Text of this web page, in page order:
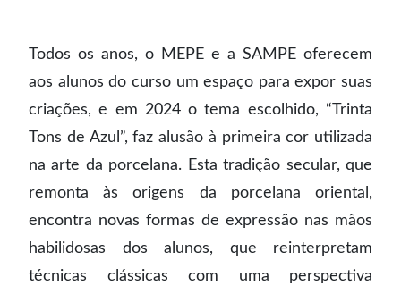
Todos os anos, o MEPE e a SAMPE oferecem
aos alunos do curso um espaço para expor suas
criações, e em 2024 o tema escolhido, “Trinta
Tons de Azul”, faz alusão à primeira cor utilizada
na arte da porcelana. Esta tradição secular, que
remonta às origens da porcelana oriental,
encontra novas formas de expressão nas mãos
habilidosas dos alunos, que reinterpretam
técnicas clássicas com uma perspectiva